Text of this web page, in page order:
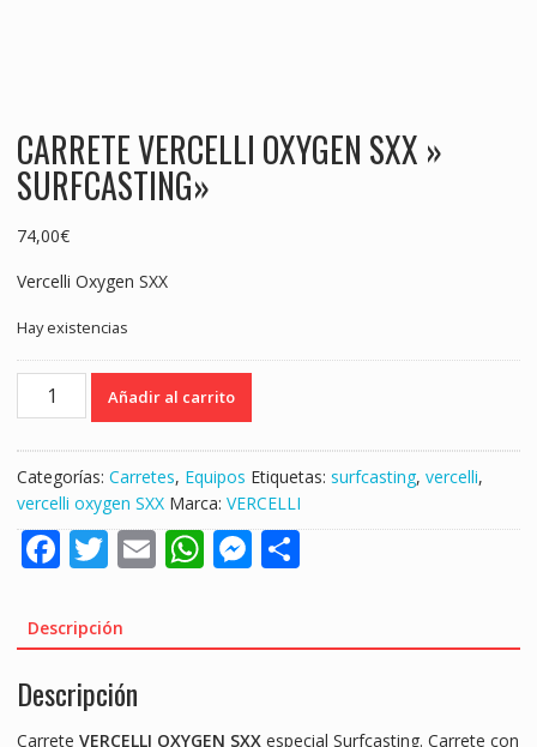
CARRETE VERCELLI OXYGEN SXX »
SURFCASTING»
74,00€
Vercelli Oxygen SXX
Hay existencias
CARRETE
VERCELLI
"
SURFCASTING"
cantidad
Añadir al carrito
Categorías: Carretes, Equipos Etiquetas: surfcasting, vercelli,
vercelli oxygen SXX Marca: VERCELLI
F
e
b
o
T
itt
er
E
l
W
s
M
e
S
e
Descripción
Descripción
Carrete VERCELLI OXYGEN SXXespecial Surfcasting. Carrete con